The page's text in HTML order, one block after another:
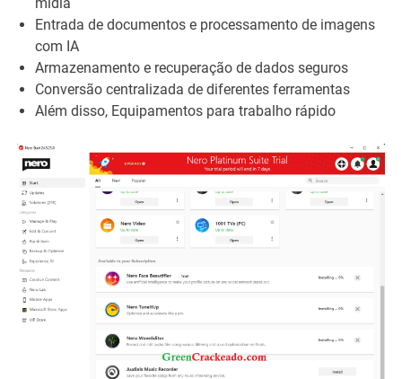
Entrada de documentos e processamento de imagens
com IA
Armazenamento e recuperação de dados seguros
Conversão centralizada de diferentes ferramentas
Além disso, Equipamentos para trabalho rápido